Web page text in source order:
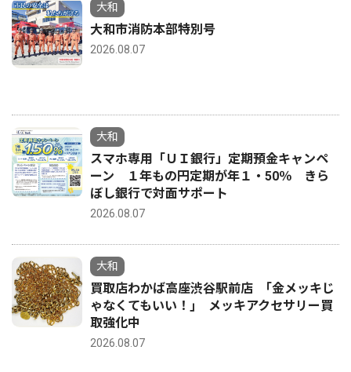
大和
大和市消防本部特別号
2026.08.07
大和
スマホ専用「ＵＩ銀行」定期預金キャンペ
ーン １年もの円定期が年１・50％ きら
ぼし銀行で対面サポート
2026.08.07
大和
買取店わかば高座渋谷駅前店 ｢金メッキじ
ゃなくてもいい！｣ メッキアクセサリー買
取強化中
2026.08.07